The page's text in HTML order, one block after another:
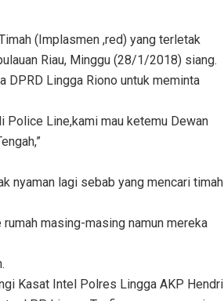
(Implasmen ,red) yang terletak
Riau, Minggu (28/1/2018) siang.
DPRD Lingga Riono untuk meminta
Police Line,kami mau ketemu Dewan
nyaman lagi sebab yang mencari timah
masing-masing namun mereka
Kasat Intel Polres Lingga AKP Hendri